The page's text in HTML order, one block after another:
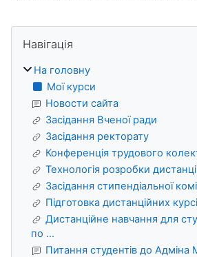
Блоки
Навігація
На головну
Мої курси
Новости сайта
Засідання Вченої ради
Засідання ректорату
Конференція трудового
Технологія розробки
Засідання стипендіальної
Підготовка дистанційних
Дистанційне навчання для
по ...
Питання студентів до Адміна